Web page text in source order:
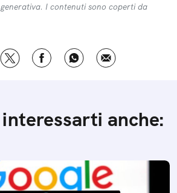
I contenuti sono coperti da
anche: